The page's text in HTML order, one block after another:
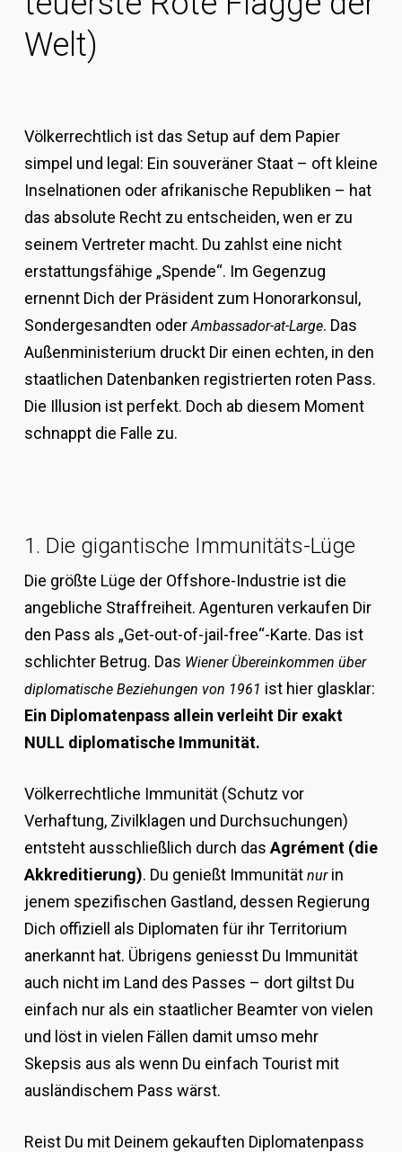
Welt)
Völkerrechtlich ist das Setup auf dem Papier
simpel und legal: Ein souveräner Staat – oft kleine
Inselnationen oder afrikanische Republiken – hat
das absolute Recht zu entscheiden, wen er zu
seinem Vertreter macht. Du zahlst eine nicht
erstattungsfähige „Spende“. Im Gegenzug
ernennt Dich der Präsident zum Honorarkonsul,
Sondergesandten oder Ambassador-at-Large. Das
Außenministerium druckt Dir einen echten, in den
staatlichen Datenbanken registrierten roten Pass.
Die Illusion ist perfekt. Doch ab diesem Moment
schnappt die Falle zu.
1. Die gigantische Immunitäts-Lüge
Die größte Lüge der Offshore-Industrie ist die
angebliche Straffreiheit. Agenturen verkaufen Dir
den Pass als „Get-out-of-jail-free“-Karte. Das ist
schlichter Betrug. Das Wiener Übereinkommen über
diplomatische Beziehungen von 1961 ist hier glasklar:
Ein Diplomatenpass allein verleiht Dir exakt
NULL diplomatische Immunität.
Völkerrechtliche Immunität (Schutz vor
Verhaftung, Zivilklagen und Durchsuchungen)
entsteht ausschließlich durch das Agrément (die
Akkreditierung). Du genießt Immunität nurin
jenem spezifischen Gastland, dessen Regierung
Dich offiziell als Diplomaten für ihr Territorium
anerkannt hat. Übrigens geniesst Du Immunität
auch nicht im Land des Passes – dort giltst Du
einfach nur als ein staatlicher Beamter von vielen
und löst in vielen Fällen damit umso mehr
Skepsis aus als wenn Du einfach Tourist mit
ausländischem Pass wärst.
Reist Du mit Deinem gekauften Diplomatenpass